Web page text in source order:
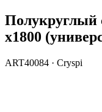
Полукруглый
х1800
ART40084 · Cryspi